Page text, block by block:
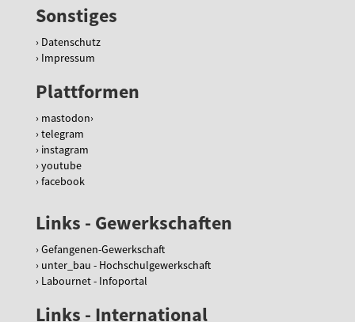
Sonstiges
Datenschutz
Impressum
Plattformen
mastodon
telegram
instagram
youtube
facebook
Links - Gewerkschaften
Gefangenen-Gewerkschaft
unter_bau - Hochschulgewerkschaft
Labournet - Infoportal
Links - International